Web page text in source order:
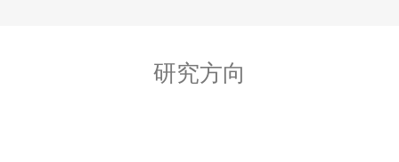
研究方向